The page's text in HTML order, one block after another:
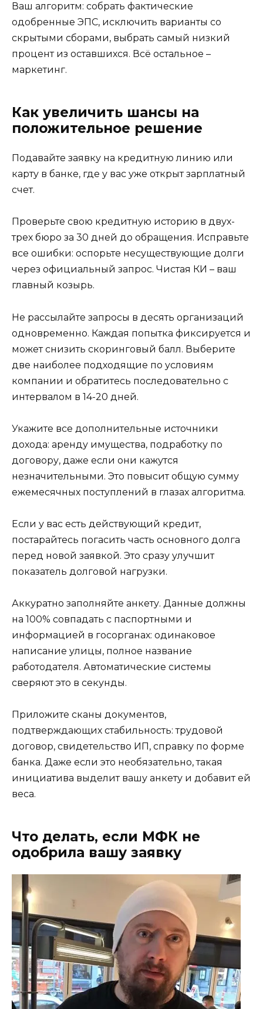
Ваш алгоритм: собрать фактические
одобренные ЭПС, исключить варианты со
скрытыми сборами, выбрать самый низкий
процент из оставшихся. Всё остальное –
маркетинг.
Как увеличить шансы на
положительное решение
Подавайте заявку на кредитную линию или
карту в банке, где у вас уже открыт зарплатный
счет.
Проверьте свою кредитную историю в двух-
трех бюро за 30 дней до обращения. Исправьте
все ошибки: оспорьте несуществующие долги
через официальный запрос. Чистая КИ – ваш
главный козырь.
Не рассылайте запросы в десять организаций
одновременно. Каждая попытка фиксируется и
может снизить скоринговый балл. Выберите
две наиболее подходящие по условиям
компании и обратитесь последовательно с
интервалом в 14-20 дней.
Укажите все дополнительные источники
дохода: аренду имущества, подработку по
договору, даже если они кажутся
незначительными. Это повысит общую сумму
ежемесячных поступлений в глазах алгоритма.
Если у вас есть действующий кредит,
постарайтесь погасить часть основного долга
перед новой заявкой. Это сразу улучшит
показатель долговой нагрузки.
Аккуратно заполняйте анкету. Данные должны
на 100% совпадать с паспортными и
информацией в госорганах: одинаковое
написание улицы, полное название
работодателя. Автоматические системы
сверяют это в секунды.
Приложите сканы документов,
подтверждающих стабильность: трудовой
договор, свидетельство ИП, справку по форме
банка. Даже если это необязательно, такая
инициатива выделит вашу анкету и добавит ей
веса.
Что делать, если МФК не
одобрила вашу заявку